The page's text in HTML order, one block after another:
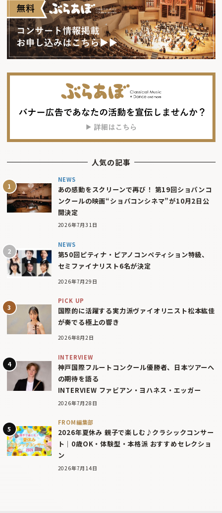
人気の記事
NEWS
あの感動をスクリーンで再び！ 第19回ショパンコ
ンクールの映画“ショパコンシネマ”が10月2日公
開決定
2026年7月31日
NEWS
第50回ピティナ・ピアノコンペティション特級、
セミファイナリスト6名が決定
2026年7月29日
PICK UP
国際的に活躍する実力派ヴァイオリニスト松本紘佳
が奏でる極上の響き
2026年8月2日
INTERVIEW
神戸国際フルートコンクール優勝者、日本ツアーへ
の期待を語る
INTERVIEW ファビアン・ヨハネス・エッガー
2026年7月28日
FROM編集部
2026年夏休み 親子で楽しむ♪クラシックコンサー
ト｜0歳OK・体験型・本格派 おすすめセレクショ
ン
2026年7月14日